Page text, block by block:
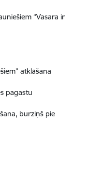
“Vasara ir
atklāšana
pagastu
burziņš pie